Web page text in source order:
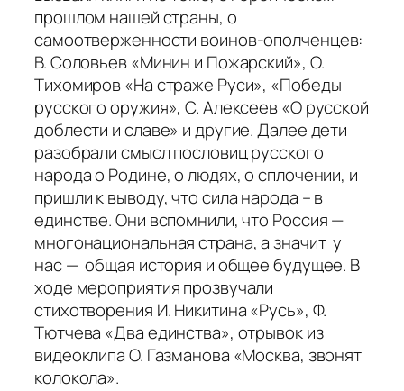
прошлом нашей страны, о
самоотверженности воинов-ополченцев:
В. Соловьев «Минин и Пожарский», О.
Тихомиров «На страже Руси», «Победы
русского оружия», С. Алексеев «О русской
доблести и славе» и другие. Далее дети
разобрали смысл пословиц русского
народа о Родине, о людях, о сплочении, и
пришли к выводу, что сила народа – в
единстве. Они вспомнили, что Россия —
многонациональная страна, а значит у
нас — общая история и общее будущее. В
ходе мероприятия прозвучали
стихотворения И. Никитина «Русь», Ф.
Тютчева «Два единства», отрывок из
видеоклипа О. Газманова «Москва, звонят
колокола».